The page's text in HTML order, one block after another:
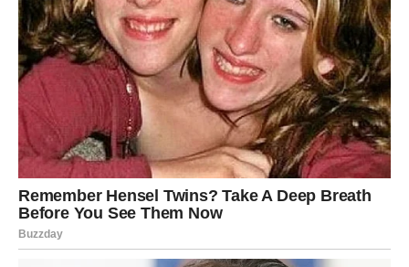
prašak za pecivo.
Mešati smesu sve dok ne postane homogena.
Polako početi dodavanje brašna –idealno rukom ili
drvenom kašikom
, sve dok se ne formiraglatko testo.
Kada testo više ne lepi za prste, ali je i dalje mekano,
ostaviti ga da odstojidesetak minuta pre daljeg
oblikovanja.